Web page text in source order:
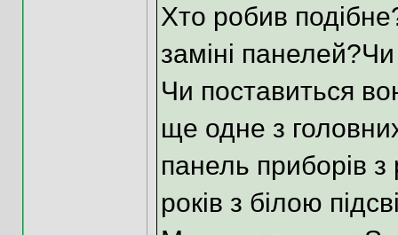
Хто робив
заміні
Чи поставиться
ще одне з
панель приборів з
років з білою